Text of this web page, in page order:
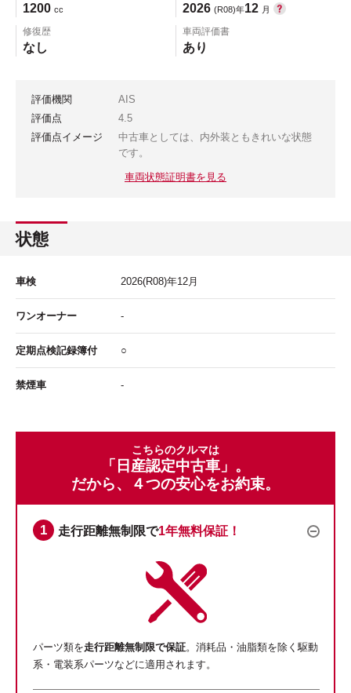
1200 cc 2026 (R08)年12 月
修復歴
なし
車両評価書
あり
評価機関
AIS
評価点
4.5
評価点イメージ
中古車としては、内外装ともきれいな状態
です。
車両状態証明書を見る
状態
車検 2026(R08)年12月
ワンオーナー -
定期点検記録簿付 ○
禁煙車 -
こちらのクルマは
「日産認定中古車」。
だから、４つの安心をお約束。
走行距離無制限で1年無料保証！
パーツ類を走行距離無制限で保証。消耗品・油脂類を除く駆動
系・電装系パーツなどに適用されます。